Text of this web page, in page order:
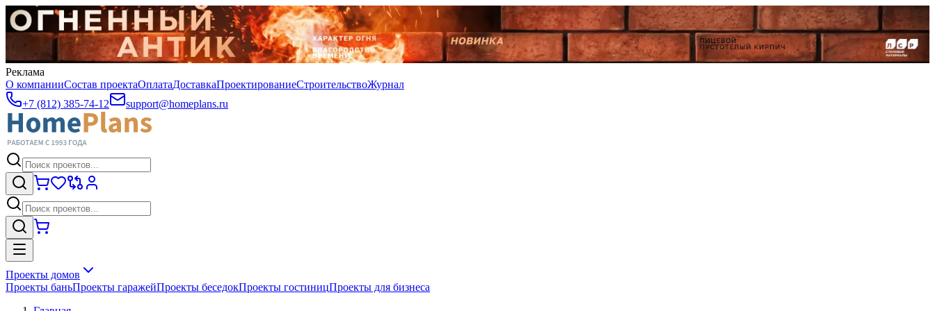
Реклама
О компанииСостав проектаОплатаДоставкаПроектированиеСтроительствоЖурнал
+7 (812) 385-74-12
support@homeplans.ru
Проекты домов
Проекты баньПроекты гаражейПроекты беседокПроекты гостиницПроекты для бизнеса